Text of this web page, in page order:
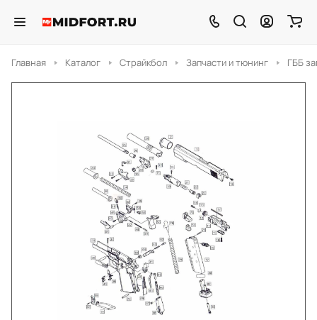
Главная Каталог Страйкбол Запчасти и тюнинг ГББ